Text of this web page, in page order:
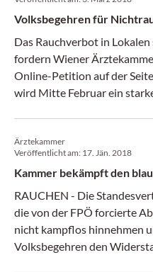
Volksbegehren
Das Rauchverbot in
fordern Wiener
Online-Petition auf der
wird Mitte Februar ein
Ärztekammer
Veröffentlicht am: 17. Jän. 2018
Kammer bekämpft den
RAUCHEN - Die
die von der FPÖ forcierte
nicht kampflos hinnehmen
Volksbegehren den